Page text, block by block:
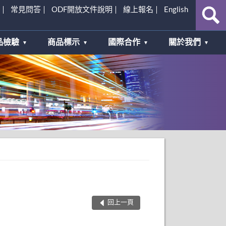
常見問答 ODF開放文件說明 線上報名 English
檢驗 商品標示 國際合作 關於我們
回上一頁